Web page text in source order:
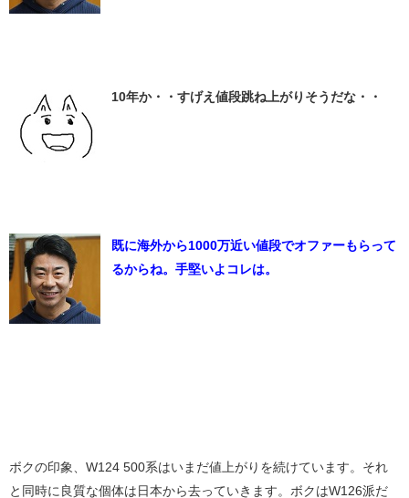
10年か・・すげえ値段跳ね上がりそうだな・・
既に海外から1000万近い値段でオファーもらって
るからね。手堅いよコレは。
ボクの印象、W124 500系はいまだ値上がりを続けています。それ
と同時に良質な個体は日本から去っていきます。ボクはW126派だ